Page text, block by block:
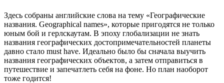
Здесь собраны английские слова на тему «Географические
названия. Geographical names», которые пригодятся не только
юным бой и герлскаутам. В эпоху глобализации не знать
названия географических достопримечательностей планеты
давно стало must have. Идеально было бы сначала выучить
названия географических объектов, а затем отправиться в
путешествие и запечатлеть себя на фоне. Но план наоборот
тоже годится!